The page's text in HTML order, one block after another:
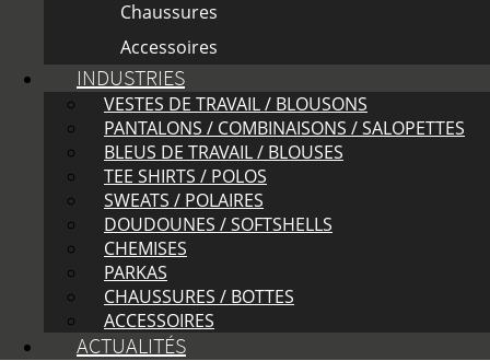
Chaussures
Accessoires
INDUSTRIES
VESTES DE TRAVAIL / BLOUSONS
PANTALONS / COMBINAISONS / SALOPETTES
BLEUS DE TRAVAIL / BLOUSES
TEE SHIRTS / POLOS
SWEATS / POLAIRES
DOUDOUNES / SOFTSHELLS
CHEMISES
PARKAS
CHAUSSURES / BOTTES
ACCESSOIRES
ACTUALITÉS